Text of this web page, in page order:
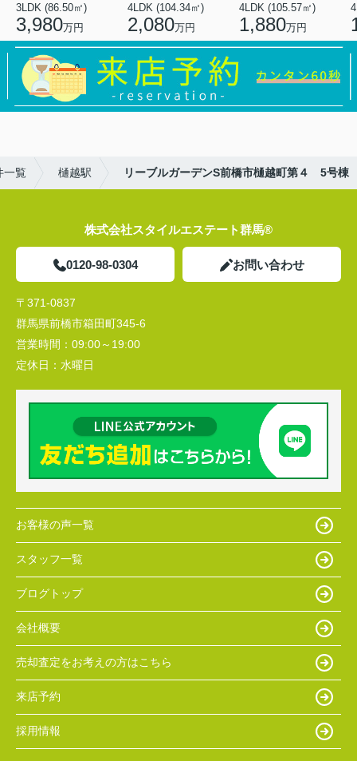
3LDK (86.50㎡)
3,980万円
4LDK (104.34㎡)
2,080万円
4LDK (105.57㎡)
1,880万円
一覧 樋越駅 リーブルガーデンS前橋市樋越町第４ 5号棟
株式会社スタイルエステート群馬®
0120-98-0304 お問い合わせ
〒371-0837
群馬県前橋市箱田町345-6
営業時間： 09:00～19:00
定休日： 水曜日
お客様の声一覧
スタッフ一覧
ブログトップ
会社概要
売却査定をお考えの方はこちら
来店予約
採用情報